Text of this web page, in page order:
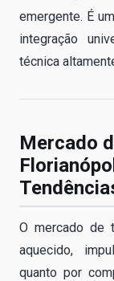
emergente. É
integração
técnica
Mercado
O mercado de
aquecido,
quanto por